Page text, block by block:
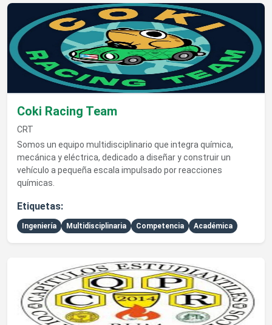
Ver detalles de Coki Racing Team
Coki Racing Team
CRT
Somos un equipo multidisciplinario que integra química,
mecánica y eléctrica, dedicado a diseñar y construir un
vehículo a pequeña escala impulsado por reacciones
químicas.
Etiquetas:
Ingeniería Multidisciplinaria Competencia Académica
Ver detalles de Capítulo Estudiantil Colegio de Químicos de